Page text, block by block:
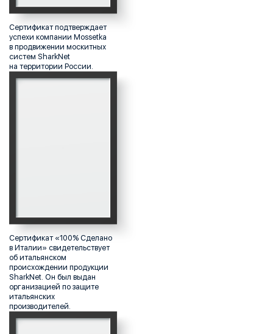
Сертификат подтверждает
успехи компании Mossetka
в продвижении москитных
систем SharkNet
на территории России.
Сертификат «100% Сделано
в Италии» свидетельствует
об итальянском
происхождении продукции
SharkNet. Он был выдан
организацией по защите
итальянских
производителей.